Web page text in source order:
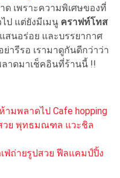
เพราะความพิเศษของที่
ป แต่ยังมีเมนู คราฟท์โทส
สนอร่อย และบรรยากาศ
ารีรอ เรามาดูกันดีกว่าว่า
าดมาเช็คอินที่ร้านนี้ !!
ามพลาดไป Cafe hopping
วย พุทธมณฑล แวะชิล
เฟ่ถ่ายรูปสวย ฟีลแคมป์ปิ้ง